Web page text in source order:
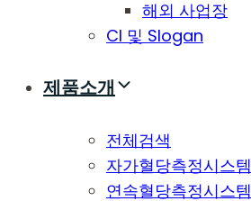
해외 사업장
CI 및 Slogan
제품소개
전체검색
자가혈당측정시스템
연속혈당측정시스템